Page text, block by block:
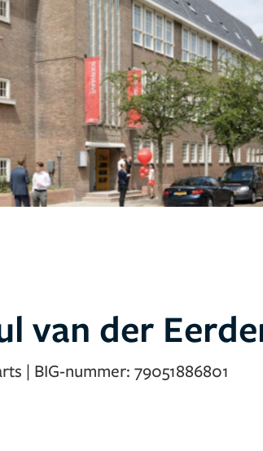
van der
| BIG-nummer: 79051886801